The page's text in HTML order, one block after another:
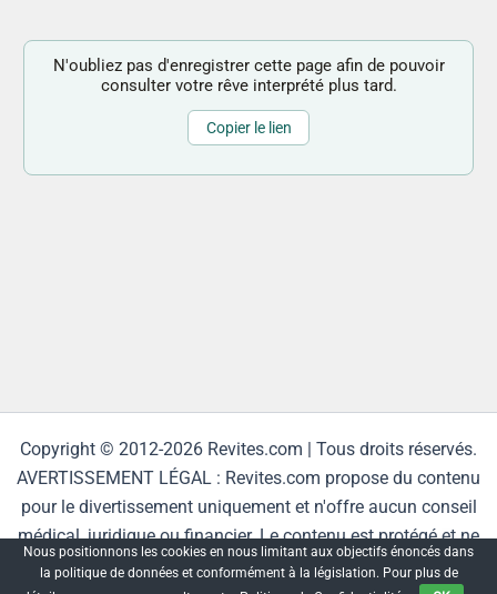
N'oubliez pas d'enregistrer cette page afin de pouvoir
consulter votre rêve interprété plus tard.
Copier le lien
Copyright © 2012-2026 Revites.com | Tous droits réservés.
AVERTISSEMENT LÉGAL : Revites.com propose du contenu
pour le divertissement uniquement et n'offre aucun conseil
médical, juridique ou financier. Le contenu est protégé et ne
peut être reproduit sans autorisation.
Nous positionnons les cookies en nous limitant aux objectifs énoncés dans
la politique de données et conformément à la législation. Pour plus de